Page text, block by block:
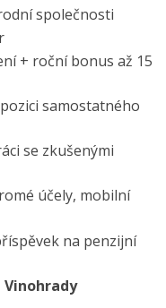
společnosti
+ roční bonus až 15
samostatného
se zkušenými
účely, mobilní
na penzijní
Vinohrady